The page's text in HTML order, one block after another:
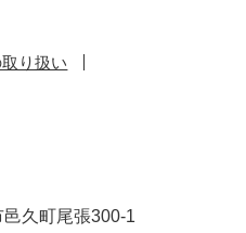
り扱い
久町尾張300-1